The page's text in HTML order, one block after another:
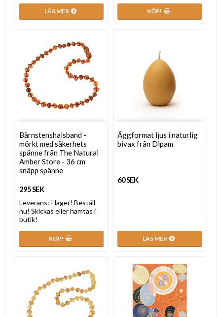
LÄS MER KÖP!
Bärnstenshalsband -
mörkt med säkerhets
spänne från The Natural
Amber Store - 36 cm
snäpp spänne
295 SEK
Leverans: I lager! Beställ
nu! Skickas eller hämtas i
butik!
KÖP!
Äggformat ljus i naturlig
bivax från Dipam
60 SEK
LÄS MER